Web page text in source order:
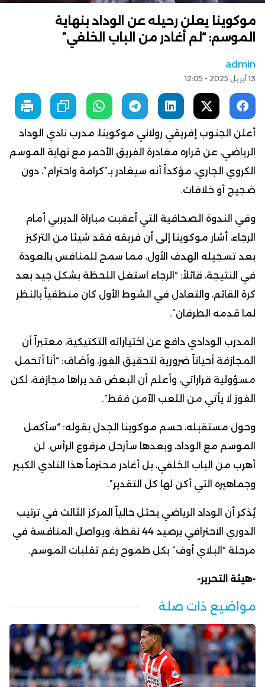
موكوينا يعلن رحيله عن الوداد بنهاية
الموسم: “لم أغادر من الباب الخلفي”
admin
13 أبريل 2025 - 12:05
أعلن الجنوب إفريقي رولاني موكوينا، مدرب نادي الوداد
الرياضي، عن قراره مغادرة الفريق الأحمر مع نهاية الموسم
الكروي الجاري، مؤكداً أنه سيغادر بـ”كرامة واحترام”، دون
ضجيج أو خلافات.
وفي الندوة الصحافية التي أعقبت مباراة الديربي أمام
الرجاء، أشار موكوينا إلى أن فريقه فقد شيئا من التركيز
بعد تسجيله الهدف الأول، مما سمح للمنافس بالعودة
في النتيجة، قائلاً: “الرجاء استغل اللحظة بشكل جيد بعد
كرة القائم، والتعادل في الشوط الأول كان منطقياً بالنظر
لما قدمه الطرفان”.
المدرب الودادي دافع عن اختياراته التكتيكية، معتبراً أن
المجازفة أحياناً ضرورية لتحقيق الفوز، وأضاف: “أنا أتحمل
مسؤولية قراراتي، وأعلم أن البعض قد يراها مجازفة، لكن
الفوز لا يأتي من اللعب الآمن فقط”.
وحول مستقبله، حسم موكوينا الجدل بقوله: “سأكمل
الموسم مع الوداد، وبعدها سأرحل مرفوع الرأس. لن
أهرب من الباب الخلفي، بل أغادر محترماً هذا النادي الكبير
وجماهيره التي أكن لها كل التقدير”.
يُذكر أن الوداد الرياضي يحتل حالياً المركز الثالث في ترتيب
الدوري الاحترافي برصيد 44 نقطة، ويواصل المنافسة في
مرحلة “البلاي أوف” بكل طموح رغم تقلبات الموسم.
-هيئة التحرير-
مواضيع ذات صلة